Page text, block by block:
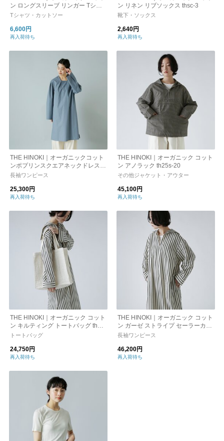
ン ロングスリーブ リンガー Tシャ
ツ th25s-31
Tシャツ・カットソー
6,600円
再入荷待ち
ン リネン リブソックス thsc-3
靴下・ソックス
2,640円
再入荷待ち
THE HINOKI｜オーガニックコット
ンポプリンスクエアネックドレス th
22s-25
長袖ワンピース
25,300円
再入荷待ち
THE HINOKI｜オーガニック コット
ン アノラック th25s-20
その他ジャケット・アウター
45,100円
再入荷待ち
THE HINOKI｜オーガニック コット
ン キルティング トートバッグ th25
s-8
トートバッグ
24,750円
再入荷待ち
THE HINOKI｜オーガニック コット
ン ガーゼ ストライプ セーラーカラ
ー ドレス th25s-23-st
長袖ワンピース
46,200円
再入荷待ち